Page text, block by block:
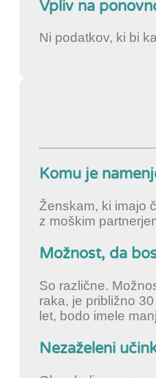
Vpliv na
Ni podatkov, ki bi
Komu je
Ženskam, ki imajo
z moškim
Možnost, da
So različne.
raka, je približno
let, bodo imele
Nezaželeni